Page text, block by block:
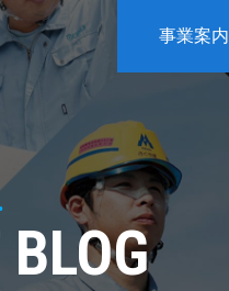
事業案内